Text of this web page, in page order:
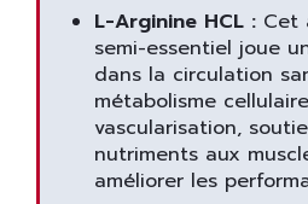
L-Arginine HCL : Cet
semi-essentiel joue
dans la circulation
métabolisme
vascularisation,
nutriments aux
améliorer les